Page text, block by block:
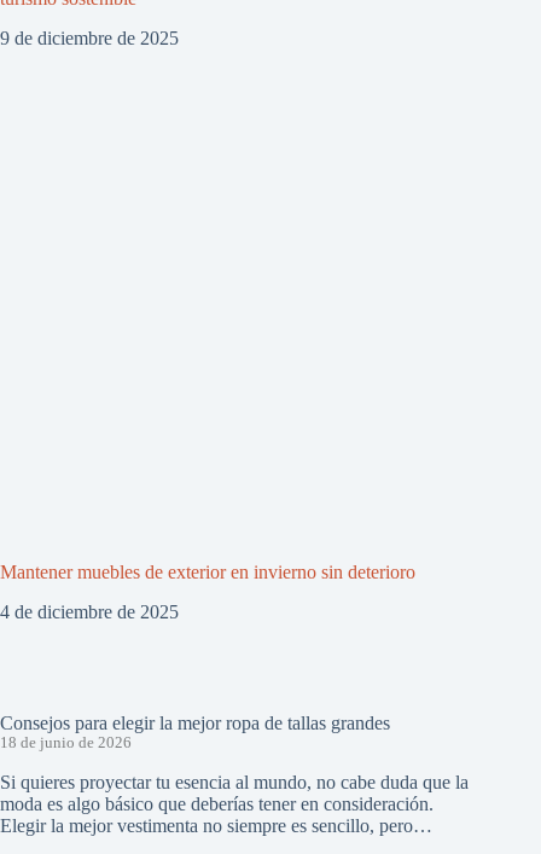
9 de diciembre de 2025
Mantener muebles de exterior en invierno sin deterioro
4 de diciembre de 2025
Consejos para elegir la mejor ropa de tallas grandes
18 de junio de 2026
Si quieres proyectar tu esencia al mundo, no cabe duda que la
moda es algo básico que deberías tener en consideración.
Elegir la mejor vestimenta no siempre es sencillo, pero…